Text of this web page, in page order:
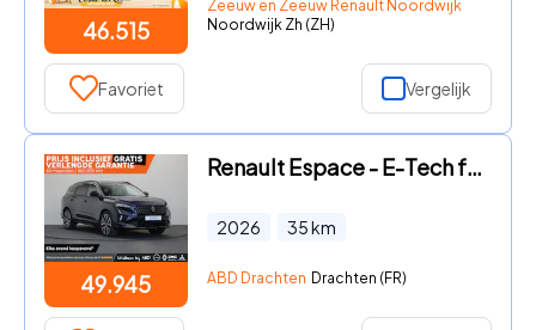
46.515
Zeeuw en Zeeuw Renault Noordwijk
Noordwijk Zh (ZH)
Favoriet Vergelijk
49.945
Renault Espace - E-Tech full hybrid 200pk iconic 7p. | Vijf jaar garantie | P
2026 35km
ABD Drachten Drachten (FR)